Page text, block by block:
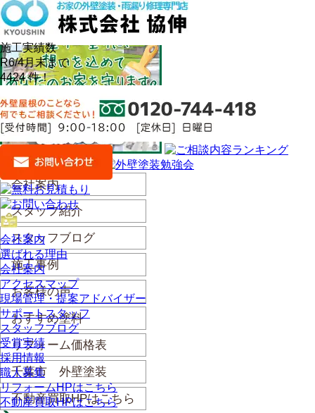
施工実績数
R6/4月末まで
4424件！
会社案内
選ばれる理由
会社案内
アクセスマップ
現場管理・提案アドバイザー
サポートスタッフ
スタッフブログ
受賞実績
採用情報
職人募集
リフォームHPはこちら
不動産買取HPはこちら
会社案内
スタッフ紹介
スタッフブログ
施工事例
お客様の声
おすすめ塗料
リフォーム価格表
千葉市 外壁塗装
不動産買取HPはこちら